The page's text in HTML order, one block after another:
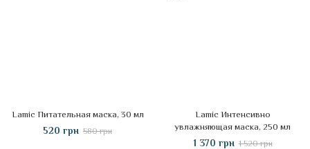
Lamic Питательная маска, 30 мл
520 грн 580 грн
Lamic Интенсивно
увлажняющая маска, 250 мл
1 370 грн 1 520 грн